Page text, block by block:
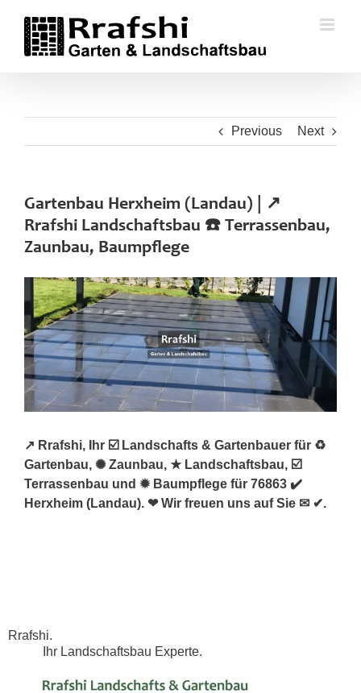
content
Previous Next
Gartenbau Herxheim (Landau) | ↗️
Rrafshi Landschaftsbau ☎️ Terrassenbau,
Zaunbau, Baumpflege
↗️ Rrafshi, Ihr ☑️ Landschafts & Gartenbauer für ♻
Gartenbau, ✺ Zaunbau, ★ Landschaftsbau, ☑️
Terrassenbau und ✹ Baumpflege für 76863 ✔️
Herxheim (Landau). ❤ Wir freuen uns auf Sie ✉ ✔.
Rrafshi.
Ihr Landschaftsbau Experte.